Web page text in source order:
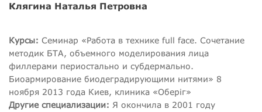
Клягина Наталья Петровна
Курсы: Семинар «Работа в технике full face. Сочетание
методик БТА, объемного моделирования лица
филлерами периостально и субдермально.
Биоармирование биодеградирующими нитями» 8
ноября 2013 года Киев, клиника «Оберіг»
Другие специализации: Я окончила в 2001 году